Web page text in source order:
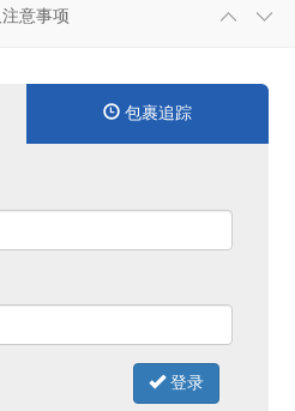
意事项
12/24 22:52:53
2020/12/24 22:52:06
制的新举措---实名制的可行
2020/12/24 22:49:23
国家
2020/12/24 21:40:28
包裹追踪
登录